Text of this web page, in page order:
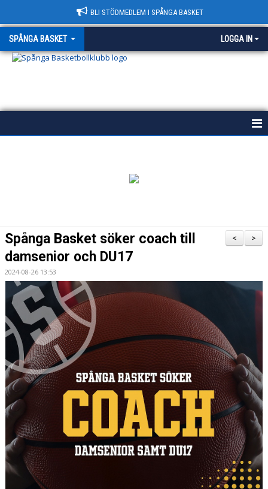
BLI STÖDMEDLEM I SPÅNGA BASKET
SPÅNGA BASKET LOGGA IN
KONTAKT & HALLAR
MEDLEMSAPP
STYRELSEN
DOKUMENT
NYHETER
VÅRA LAG/TRÄNARE
KALENDER
>
<
Spånga Basket söker coach till
damsenior och DU17
2024-08-26 13:53